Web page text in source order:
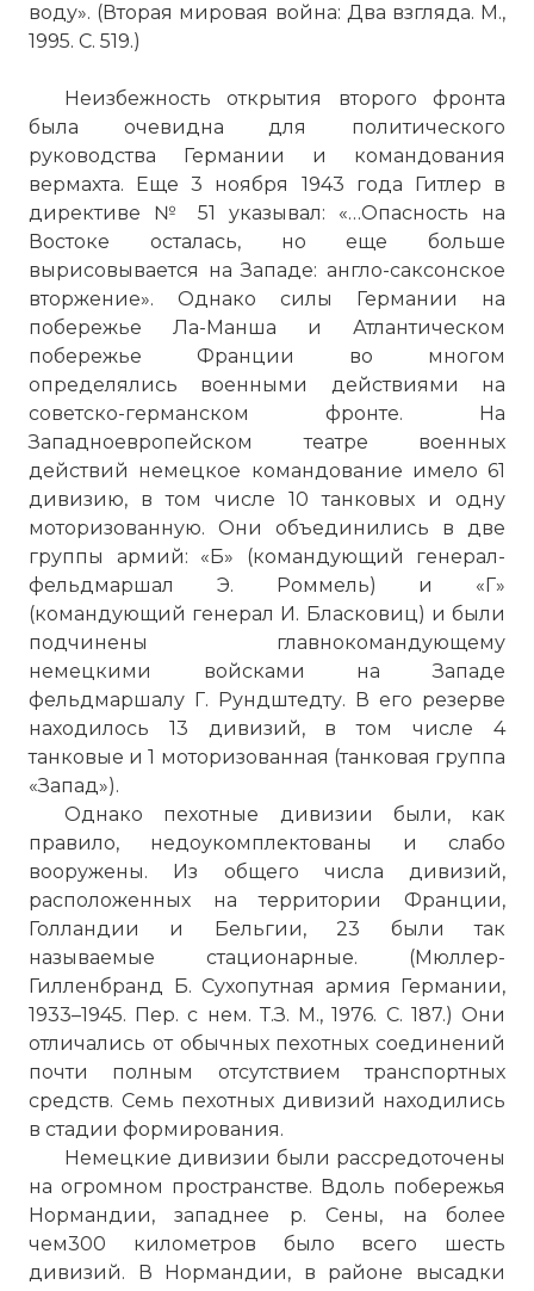
воду». (Вторая мировая война: Два взгляда. М.,
1995. С. 519.)
Неизбежность открытия второго фронта
была очевидна для политического
руководства Германии и командования
вермахта. Еще 3 ноября 1943 года Гитлер в
директиве № 51 указывал: «…Опасность на
Востоке осталась, но еще больше
вырисовывается на Западе: англо-саксонское
вторжение». Однако силы Германии на
побережье Ла-Манша и Атлантическом
побережье Франции во многом
определялись военными действиями на
советско-германском фронте. На
Западноевропейском театре военных
действий немецкое командование имело 61
дивизию, в том числе 10 танковых и одну
моторизованную. Они объединились в две
группы армий: «Б» (командующий генерал-
фельдмаршал Э. Роммель) и «Г»
(командующий генерал И. Бласковиц) и были
подчинены главнокомандующему
немецкими войсками на Западе
фельдмаршалу Г. Рундштедту. В его резерве
находилось 13 дивизий, в том числе 4
танковые и 1 моторизованная (танковая группа
«Запад»).
Однако пехотные дивизии были, как
правило, недоукомплектованы и слабо
вооружены. Из общего числа дивизий,
расположенных на территории Франции,
Голландии и Бельгии, 23 были так
называемые стационарные. (Мюллер-
Гилленбранд Б. Сухопутная армия Германии,
1933–1945. Пер. с нем. Т.З. М., 1976. С. 187.) Они
отличались от обычных пехотных соединений
почти полным отсутствием транспортных
средств. Семь пехотных дивизий находились
в стадии формирования.
Немецкие дивизии были рассредоточены
на огромном пространстве. Вдоль побережья
Нормандии, западнее р. Сены, на более
чем300 километров было всего шесть
дивизий. В Нормандии, в районе высадки